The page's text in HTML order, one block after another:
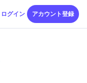
ログイン アカウント登録